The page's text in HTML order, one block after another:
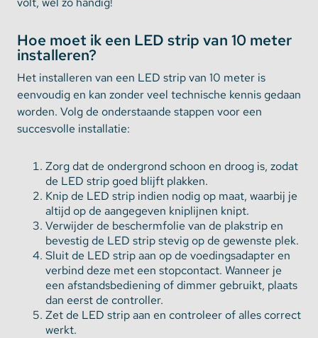
Hoe moet ik een LED strip van 10 meter
installeren?
Het installeren van een LED strip van 10 meter is
eenvoudig en kan zonder veel technische kennis gedaan
worden. Volg de onderstaande stappen voor een
succesvolle installatie:
Zorg dat de ondergrond schoon en droog is, zodat
de LED strip goed blijft plakken.
Knip de LED strip indien nodig op maat, waarbij je
altijd op de aangegeven kniplijnen knipt.
Verwijder de beschermfolie van de plakstrip en
bevestig de LED strip stevig op de gewenste plek.
Sluit de LED strip aan op de voedingsadapter en
verbind deze met een stopcontact. Wanneer je
een afstandsbediening of dimmer gebruikt, plaats
dan eerst de controller.
Zet de LED strip aan en controleer of alles correct
werkt.